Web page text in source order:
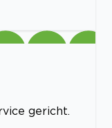
gericht.